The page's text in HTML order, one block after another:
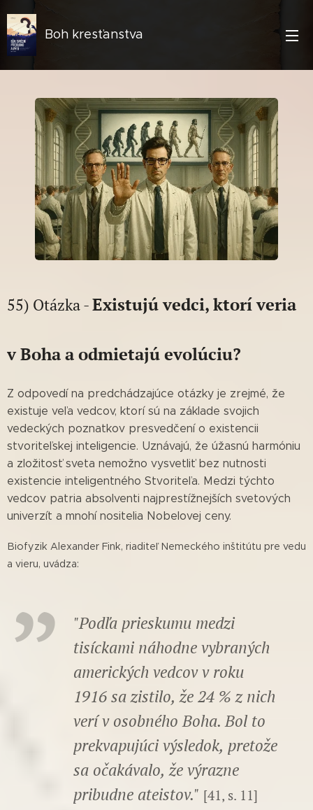
Boh kresťanstva
55) Otázka -Existujú vedci, ktorí veria
v Boha a odmietajú evolúciu?
Z odpovedí na predchádzajúce otázky je zrejmé, že
existuje veľa vedcov, ktorí sú na základe svojich
vedeckých poznatkov presvedčení o existencii
stvoriteľskej inteligencie. Uznávajú, že úžasnú harmóniu
a zložitosť sveta nemožno vysvetliť bez nutnosti
existencie inteligentného Stvoriteľa. Medzi týchto
vedcov patria absolventi najprestížnejších svetových
univerzít a mnohí nositelia Nobelovej ceny.
Biofyzik Alexander Fink, riaditeľ Nemeckého inštitútu pre vedu
a vieru, uvádza:
"Podľa prieskumu medzi
tisíckami náhodne vybraných
amerických vedcov v roku
1916 sa zistilo, že 24 % z nich
verí v osobného Boha. Bol to
prekvapujúci výsledok, pretože
sa očakávalo, že výrazne
pribudne ateistov." [41, s. 11]